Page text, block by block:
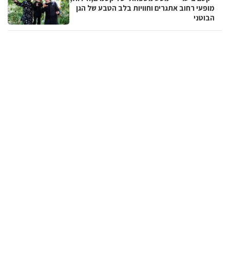
מופעי רחוב אתגרים וחוויות בלב הטבע של הגן
הבוטני